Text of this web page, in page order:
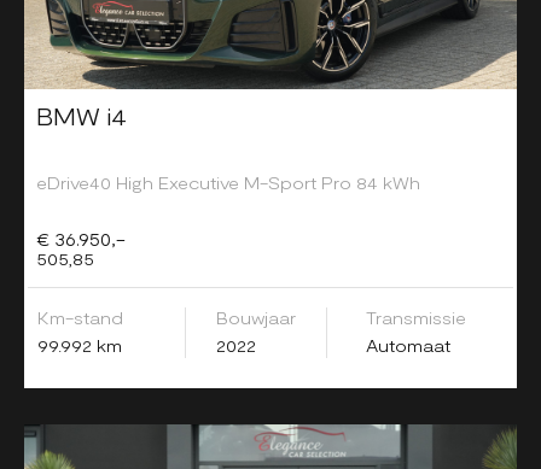
BMW i4
eDrive40 High Executive M-Sport Pro 84 kWh
€ 36.950,-
505,85
Km-stand
99.992 km
Bouwjaar
2022
Transmissie
Automaat